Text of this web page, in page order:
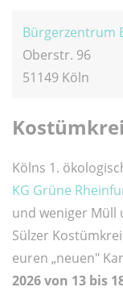
Bürgerzentrum
Oberstr. 96
51149 Köln
Kölns 1.
KG Grüne
und weniger Müll
Sülzer
euren „neuen"
2026 von 13 bis